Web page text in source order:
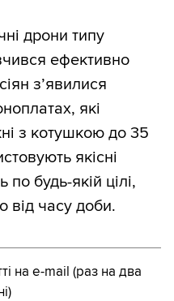
дрони типу
ефективно
з’явилися
які
з котушкою до 35
якісні
по будь-якій цілі,
від часу доби.
на e-mail (раз на два